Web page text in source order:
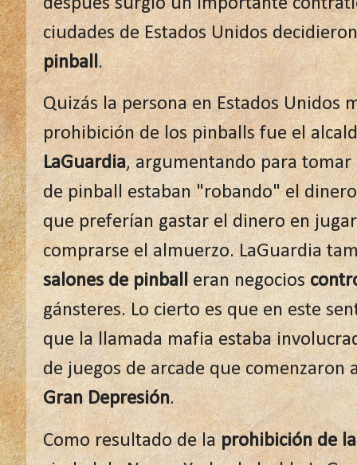
ciudades de Estados Unidos
pinball.
Quizás la persona en Estados Unidos
prohibición de los pinballs fue el
LaGuardia, argumentando para tomar
de pinball estaban "robando" el
que preferían gastar el dinero en
comprarse el almuerzo. LaGuardia
salones de pinballeran negocios
gánsteres. Lo cierto es que en este
que la llamada mafia estaba
de juegos de arcade que comenzaron
Gran Depresión.
Como resultado de laprohibición de